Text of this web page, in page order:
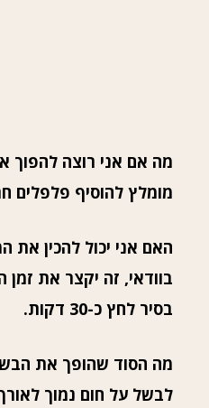
מה אם אני רוצה להפוך את
מומלץ להוסיף פלפלים
האם אני יכול להכין את
בוודאי, זה יקצר את זמן
בסיר לחץ כ-30 דקות.
מה הסוד שהופך את הבשר
לבשל על חום נמוך לאורך